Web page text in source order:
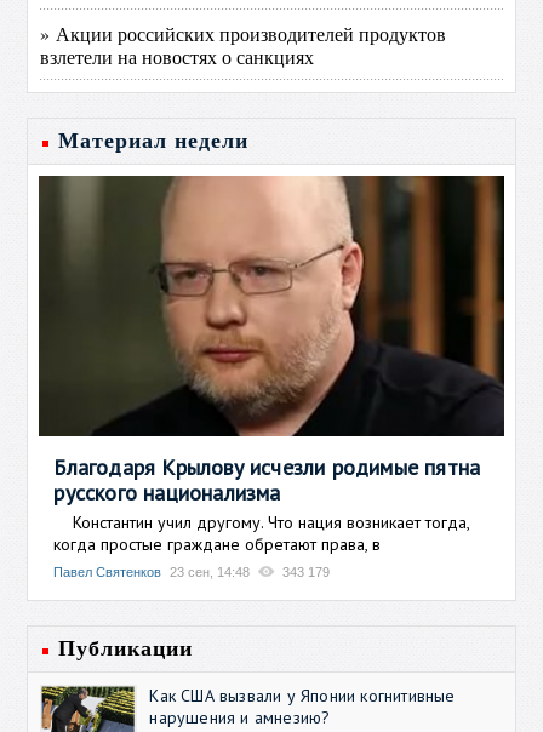
» Акции российских производителей продуктов
взлетели на новостях о санкциях
Материал недели
Благодаря Крылову исчезли родимые пятна
русского национализма
Константин учил другому. Что нация возникает тогда,
когда простые граждане обретают права, в
Павел Святенков 23 сен, 14:48 343 179
Публикации
Как США вызвали у Японии когнитивные
нарушения и амнезию?